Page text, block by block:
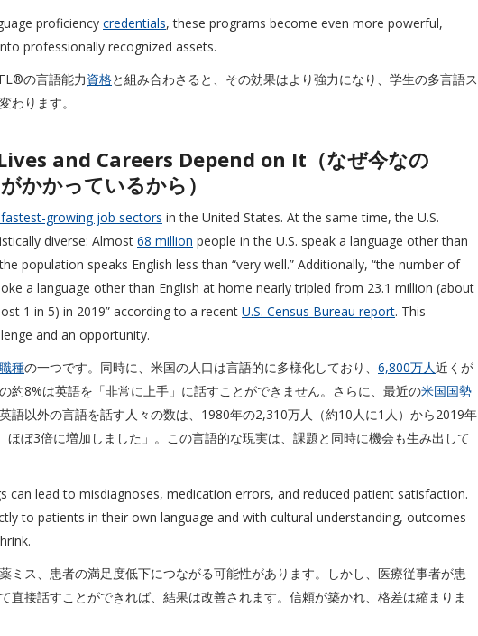
proficiency credentials, these programs become even more powerful,
professionally recognized assets.
の言語能力資格と組み合わさると、その効果はより強力になり、学生の多言語ス
わります。
and Careers Depend on It（なぜ今なの
かかっているから）
growing job sectors in the United States. At the same time, the U.S.
diverse: Almost 68 million people in the U.S. speak a language other than
population speaks English less than “very well.” Additionally, “the number of
a language other than English at home nearly tripled from 23.1 million (about
1 in 5) in 2019” according to a recent U.S. Census Bureau report. This
and an opportunity.
種の一つです。同時に、米国の人口は言語的に多様化しており、 6,800万人近くが
約8%は英語を「非常に上手」に話すことができません。さらに、最近の米国国勢
語以外の言語を話す人々の数は、1980年の2,310万人（約10人に1人）から2019年
ぼ3倍に増加しました」。この言語的な現実は、課題と同時に機会も生み出して
can lead to misdiagnoses, medication errors, and reduced patient satisfaction.
to patients in their own language and with cultural understanding, outcomes
ミス、患者の満足度低下につながる可能性があります。しかし、医療従事者が患
直接話すことができれば、結果は改善されます。信頼が築かれ、格差は縮まりま